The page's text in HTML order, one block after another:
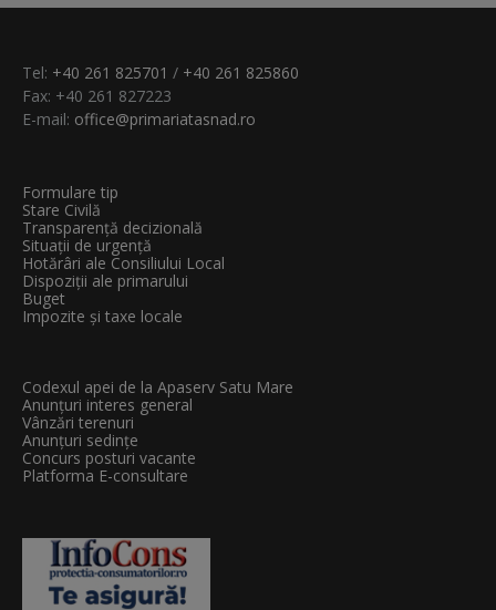
Tel: +40 261 825701 / +40 261 825860
Fax: +40 261 827223
E-mail: office@primariatasnad.ro
Formulare tip
Stare Civilă
Transparenţă decizională
Situații de urgență
Hotărâri ale Consiliului Local
Dispoziții ale primarului
Buget
Impozite și taxe locale
Codexul apei de la Apaserv Satu Mare
Anunțuri interes general
Vânzări terenuri
Anunțuri sedințe
Concurs posturi vacante
Platforma E-consultare